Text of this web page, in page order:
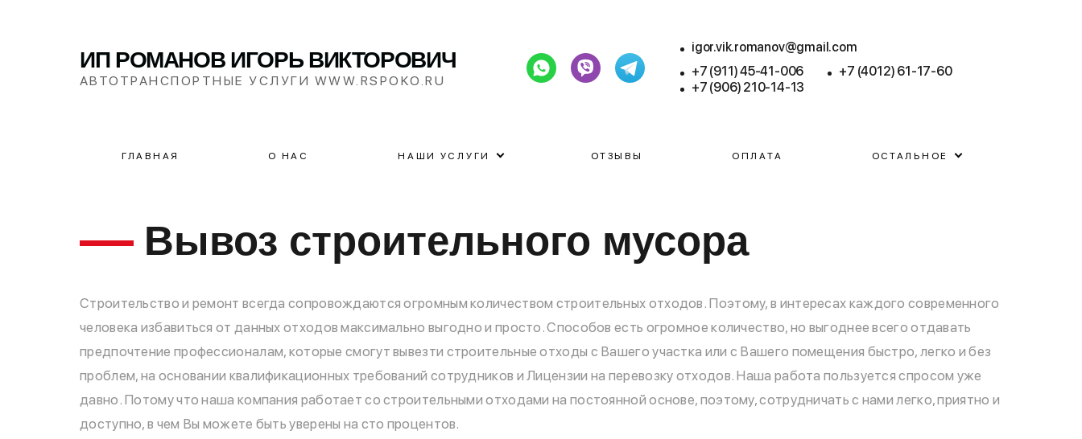
ИП РОМАНОВ ИГОРЬ ВИКТОРОВИЧ
АВТОТРАНСПОРТНЫЕ УСЛУГИ WWW.RSPOKO.RU
igor.vik.romanov@gmail.com
+7 (911) 45-41-006
+7 (4012) 61-17-60
+7 (906) 210-14-13
ГЛАВНАЯ О НАС НАШИ УСЛУГИ ОТЗЫВЫ ОПЛАТА ОСТАЛЬНОЕ
Вывоз строительного мусора
Строительство и ремонт всегда сопровождаются огромным количеством строительных отходов. Поэтому, в интересах каждого современного
человека избавиться от данных отходов максимально выгодно и просто. Способов есть огромное количество, но выгоднее всего отдавать
предпочтение профессионалам, которые смогут вывезти строительные отходы с Вашего участка или с Вашего помещения быстро, легко и без
проблем, на основании квалификационных требований сотрудников и Лицензии на перевозку отходов. Наша работа пользуется спросом уже
давно. Потому что наша компания работает со строительными отходами на постоянной основе, поэтому, сотрудничать с нами легко, приятно и
доступно, в чем Вы можете быть уверены на сто процентов.